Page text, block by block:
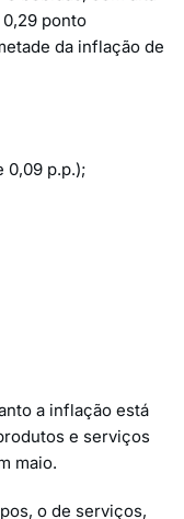
ponto
da inflação de
0,09 p.p.);
a inflação está
e serviços
maio.
o de serviços,